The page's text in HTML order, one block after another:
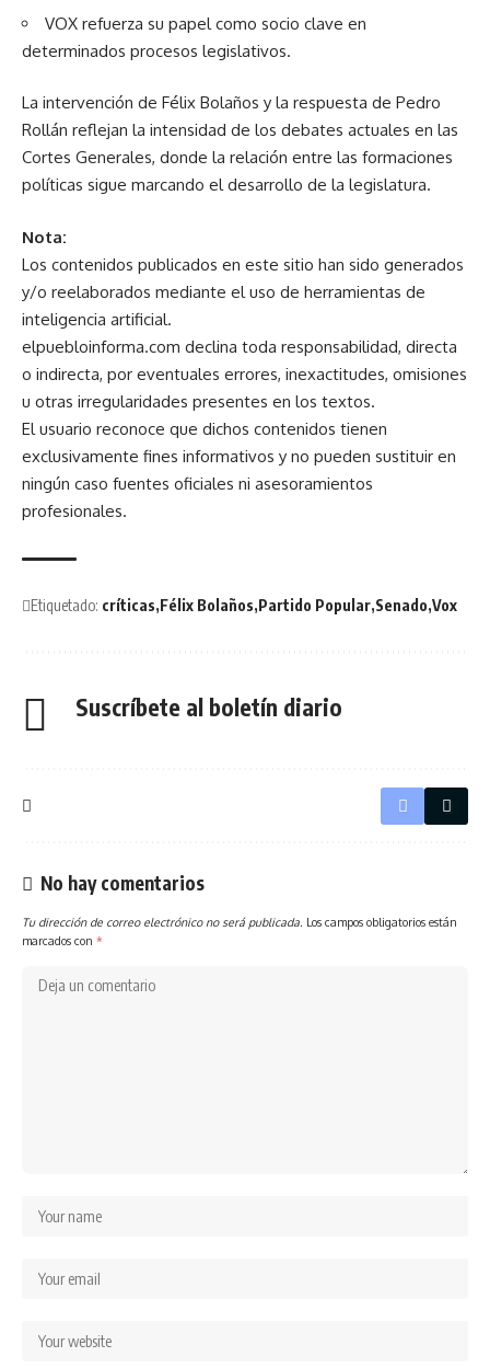
VOX refuerza su papel como socio clave en
determinados procesos legislativos.
La intervención de Félix Bolaños y la respuesta de Pedro
Rollán reflejan la intensidad de los debates actuales en las
Cortes Generales, donde la relación entre las formaciones
políticas sigue marcando el desarrollo de la legislatura.
Nota:
Los contenidos publicados en este sitio han sido generados
y/o reelaborados mediante el uso de herramientas de
inteligencia artificial.
elpuebloinforma.com declina toda responsabilidad, directa
o indirecta, por eventuales errores, inexactitudes, omisiones
u otras irregularidades presentes en los textos.
El usuario reconoce que dichos contenidos tienen
exclusivamente fines informativos y no pueden sustituir en
ningún caso fuentes oficiales ni asesoramientos
profesionales.
Etiquetado: críticas Félix Bolaños Partido Popular Senado Vox
Suscríbete al boletín diario
No hay comentarios
Tu dirección de correo electrónico no será publicada. Los campos obligatorios están
marcados con *